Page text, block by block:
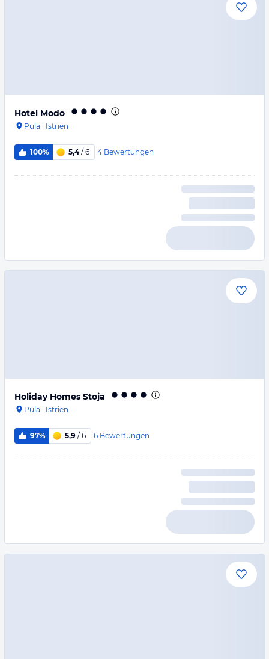
Hotel Modo
Pula · Istrien
100% 5,4/ 6 4 Bewertungen
Holiday Homes Stoja
Pula · Istrien
97% 5,9 / 6 6 Bewertungen